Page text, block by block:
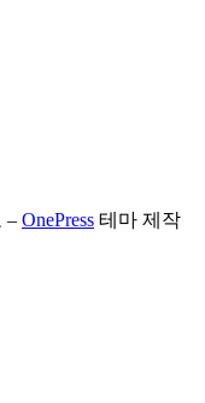
– OnePress 테마 제작